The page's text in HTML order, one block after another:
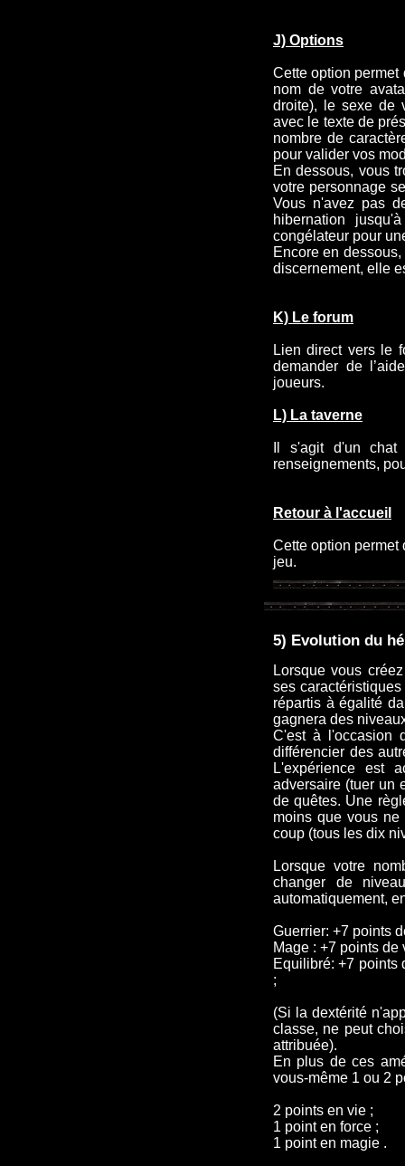
J) Options
Cette option permet
nom de votre
droite), le sexe de
avec le texte de
nombre de
pour valider vos
En dessous, vous
votre personnage
Vous n'avez pas
hibernation
congélateur pour
Encore en
discernement, elle
K) Le forum
Lien direct vers le
demander de
joueurs.
L) La taverne
Il s'agit d'un
renseignements,
Retour à l'accueil
Cette option permet
jeu.
5) Evolution du
Lorsque vous
ses
répartis à égalité
gagnera des
C'est à l'occasion
différencier des
L'expérience est
adversaire (tuer un
de quêtes. Une
moins que vous
coup (tous les dix
Lorsque votre
changer de
automatiquement,
Guerrier: +7 points
Mage : +7 points
Equilibré: +7 points
;
(Si la dextérité
classe, ne peut
attribuée).
En plus de ces
vous-même 1 ou 2
2 points en vie ;
1 point en force ;
1 point en magie .